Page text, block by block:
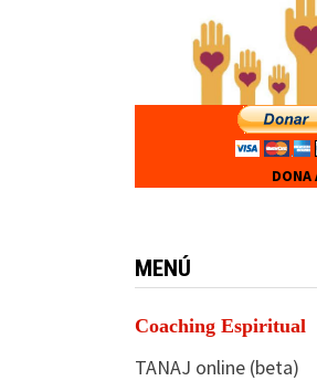
DONA
MENÚ
Coaching Espiritual
TANAJ online (beta)